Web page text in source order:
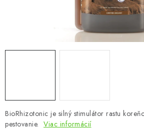
Podmienky o ochrane osobných údajov
BioRhizotonic je silný stimulátor rastu
pestovanie. Viac informácií